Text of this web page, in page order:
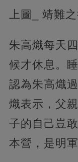
上圖_ 靖難
朱高熾每天
候才休息。
認為朱高熾
熾表示，父
子的自己豈
本營，是明